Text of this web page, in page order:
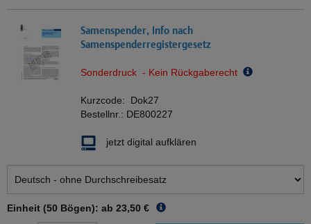
Samenspender, Info nach
Samenspenderregistergesetz
Sonderdruck - Kein Rückgaberecht
Kurzcode: Dok27
Bestellnr.: DE800227
jetzt digital aufklären
Einheit (50 Bögen): ab 23,50 €